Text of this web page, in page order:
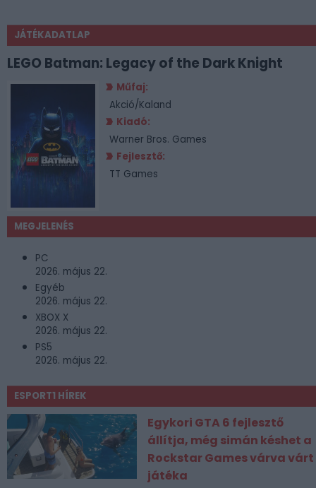
JÁTÉKADATLAP
LEGO Batman: Legacy of the Dark Knight
Műfaj:
Akció/Kaland
Kiadó:
Warner Bros. Games
Fejlesztő:
TT Games
MEGJELENÉS
PC
2026. május 22.
Egyéb
2026. május 22.
XBOX X
2026. május 22.
PS5
2026. május 22.
ESPORT1 HÍREK
Egykori GTA 6 fejlesztő
állítja, még simán késhet a
Rockstar Games várva várt
játéka